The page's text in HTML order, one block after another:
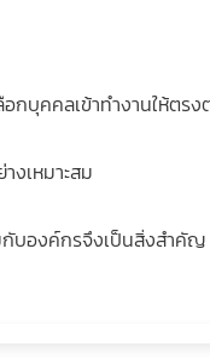
คคลเข้าทำงานให้ตรง
งเหมาะสม
กับองค์กรจึงเป็นสิ่งสำคัญ